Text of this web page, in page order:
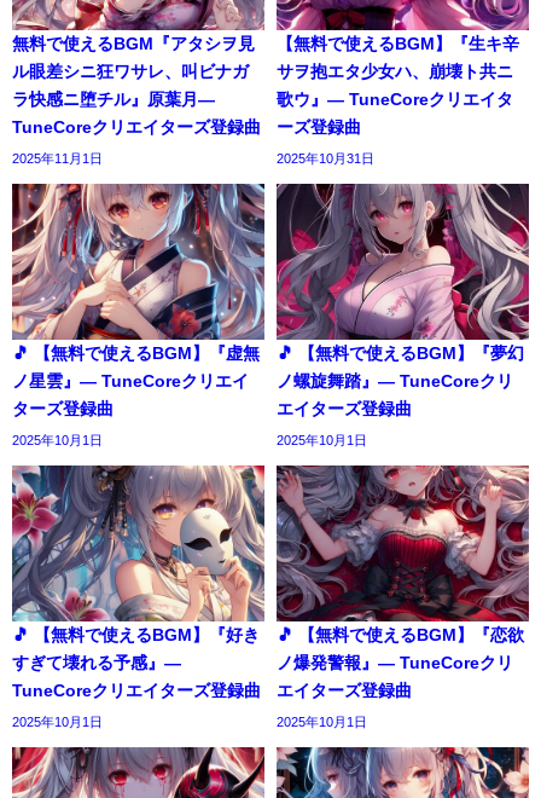
無料で使えるBGM『アタシヲ見
ル眼差シニ狂ワサレ、叫ビナガ
ラ快感ニ堕チル』原葉月―
TuneCoreクリエイターズ登録曲
2025年11月1日
【無料で使えるBGM】『生キ辛
サヲ抱エタ少女ハ、崩壊ト共ニ
歌ウ』― TuneCoreクリエイタ
ーズ登録曲
2025年10月31日
🎵 【無料で使えるBGM】『虚無
ノ星雲』― TuneCoreクリエイ
ターズ登録曲
2025年10月1日
🎵 【無料で使えるBGM】『夢幻
ノ螺旋舞踏』― TuneCoreクリ
エイターズ登録曲
2025年10月1日
🎵 【無料で使えるBGM】『好き
すぎて壊れる予感』―
TuneCoreクリエイターズ登録曲
2025年10月1日
🎵 【無料で使えるBGM】『恋欲
ノ爆発警報』― TuneCoreクリ
エイターズ登録曲
2025年10月1日